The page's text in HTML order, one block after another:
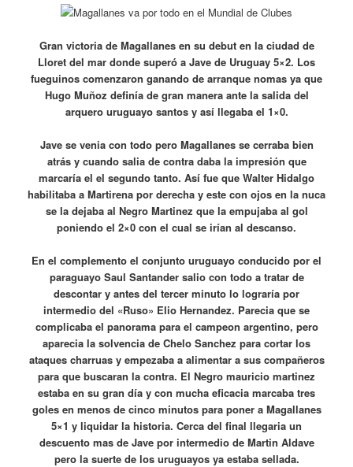
Gran victoria de Magallanes en su debut en la ciudad de
Lloret del mar donde superó a Jave de Uruguay 5×2. Los
fueguinos comenzaron ganando de arranque nomas ya que
Hugo Muñoz definía de gran manera ante la salida del
arquero uruguayo santos y así llegaba el 1×0.
Jave se venia con todo pero Magallanes se cerraba bien
atrás y cuando salia de contra daba la impresión que
marcaría el el segundo tanto. Así fue que Walter Hidalgo
habilitaba a Martirena por derecha y este con ojos en la nuca
se la dejaba al Negro Martinez que la empujaba al gol
poniendo el 2×0 con el cual se irían al descanso.
En el complemento el conjunto uruguayo conducido por el
paraguayo Saul Santander salio con todo a tratar de
descontar y antes del tercer minuto lo lograría por
intermedio del «Ruso» Elio Hernandez. Parecia que se
complicaba el panorama para el campeon argentino, pero
aparecia la solvencia de Chelo Sanchez para cortar los
ataques charruas y empezaba a alimentar a sus compañeros
para que buscaran la contra. El Negro mauricio martinez
estaba en su gran día y con mucha eficacia marcaba tres
goles en menos de cinco minutos para poner a Magallanes
5×1 y liquidar la historia. Cerca del final llegaria un
descuento mas de Jave por intermedio de Martin Aldave
pero la suerte de los uruguayos ya estaba sellada.